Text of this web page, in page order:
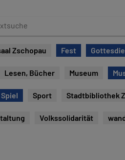
Zschopau Fest
Lesen, Bücher Museum
Spiel Sport Stadtbibliothek
Volkssolidarität